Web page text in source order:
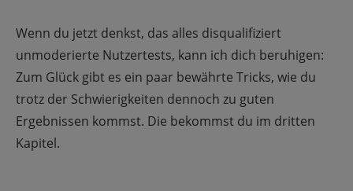
Wenn du jetzt denkst, das alles disqualifiziert
unmoderierte Nutzertests, kann ich dich beruhigen:
Zum Glück gibt es ein paar bewährte Tricks, wie du
trotz der Schwierigkeiten dennoch zu guten
Ergebnissen kommst. Die bekommst du im dritten
Kapitel.